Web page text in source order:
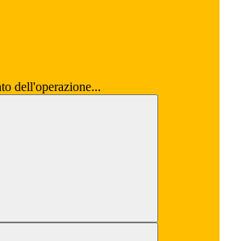
dell'operazione...